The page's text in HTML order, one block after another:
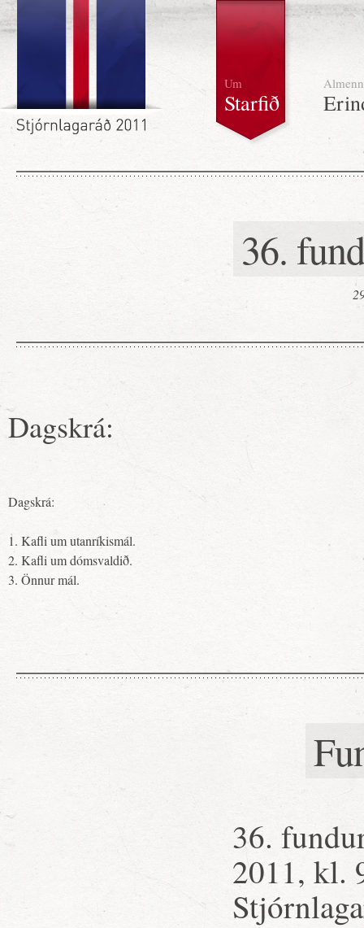
Um
Starfið
Almenn
36.
Dagskrá:
Dagskrá:
1. Kafli um utanríkismál.
2. Kafli um dómsvaldið.
3. Önnur mál.
36.
2011, kl.